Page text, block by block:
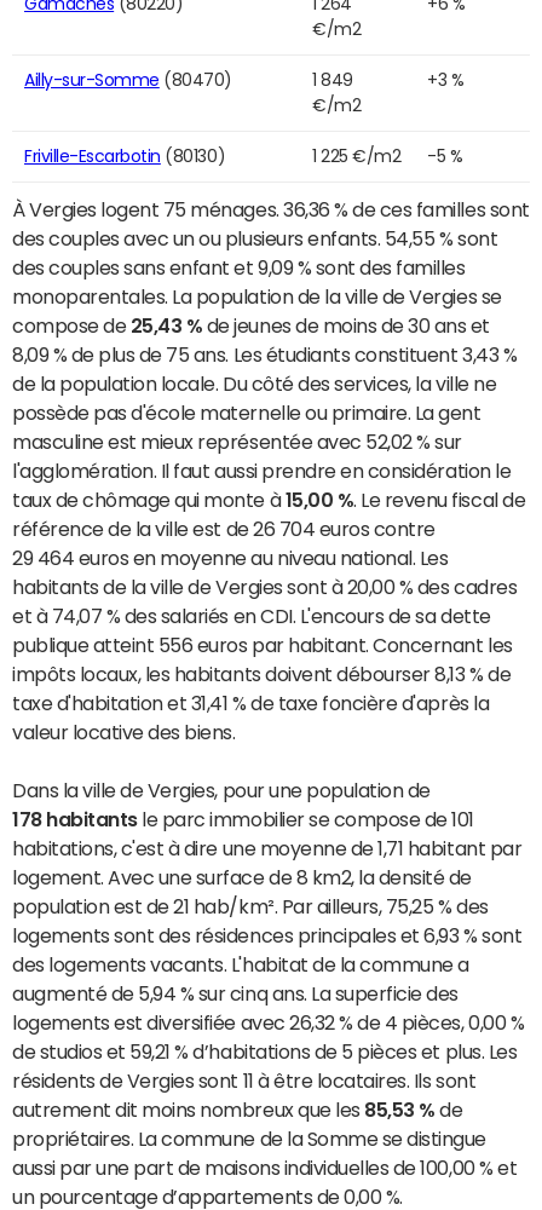
Gamaches (80220)
1 264
€/m2
+6 %
Ailly-sur-Somme (80470)
1 849
€/m2
+3 %
Friville-Escarbotin (80130) 1 225 €/m2 -5 %
À Vergies logent 75 ménages. 36,36 % de ces familles sont
des couples avec un ou plusieurs enfants. 54,55 % sont
des couples sans enfant et 9,09 % sont des familles
monoparentales. La population de la ville de Vergies se
compose de 25,43 % de jeunes de moins de 30 ans et
8,09 % de plus de 75 ans. Les étudiants constituent 3,43 %
de la population locale. Du côté des services, la ville ne
possède pas d'école maternelle ou primaire. La gent
masculine est mieux représentée avec 52,02 % sur
l'agglomération. Il faut aussi prendre en considération le
taux de chômage qui monte à15,00 % . Le revenu fiscal de
référence de la ville est de 26 704 euros contre
29 464 euros en moyenne au niveau national. Les
habitants de la ville de Vergies sont à 20,00 % des cadres
et à 74,07 % des salariés en CDI. L'encours de sa dette
publique atteint 556 euros par habitant. Concernant les
impôts locaux, les habitants doivent débourser 8,13 % de
taxe d'habitation et 31,41 % de taxe foncière d'après la
valeur locative des biens.
Dans la ville de Vergies, pour une population de
178 habitantsle parc immobilier se compose de 101
habitations, c'est à dire une moyenne de 1,71 habitant par
logement. Avec une surface de 8 km2, la densité de
population est de 21 hab/km². Par ailleurs, 75,25 % des
logements sont des résidences principales et 6,93 % sont
des logements vacants. L'habitat de la commune a
augmenté de 5,94 % sur cinq ans. La superficie des
logements est diversifiée avec 26,32 % de 4 pièces, 0,00 %
de studios et 59,21 % d’habitations de 5 pièces et plus. Les
résidents de Vergies sont 11 à être locataires. Ils sont
autrement dit moins nombreux que les 85,53 % de
propriétaires. La commune de la Somme se distingue
aussi par une part de maisons individuelles de 100,00 % et
un pourcentage d’appartements de 0,00 %.